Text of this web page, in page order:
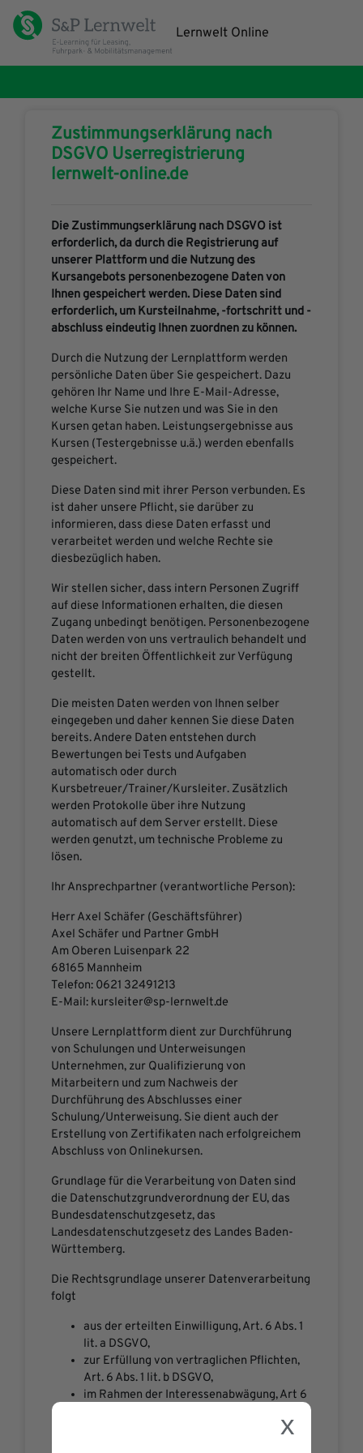
Zum Hauptinhalt
x
Lernwelt Online
Zustimmungserklärung nach
DSGVO Userregistrierung
lernwelt-online.de
Die Zustimmungserklärung nach DSGVO ist
erforderlich, da durch die Registrierung auf
unserer Plattform und die Nutzung des
Kursangebots personenbezogene Daten von
Ihnen gespeichert werden. Diese Daten sind
erforderlich, um Kursteilnahme, -fortschritt und -
abschluss eindeutig Ihnen zuordnen zu können.
Durch die Nutzung der Lernplattform werden
persönliche Daten über Sie gespeichert. Dazu
gehören Ihr Name und Ihre E-Mail-Adresse,
welche Kurse Sie nutzen und was Sie in den
Kursen getan haben. Leistungsergebnisse aus
Kursen (Testergebnisse u.ä.) werden ebenfalls
gespeichert.
Diese Daten sind mit ihrer Person verbunden. Es
ist daher unsere Pflicht, sie darüber zu
informieren, dass diese Daten erfasst und
verarbeitet werden und welche Rechte sie
diesbezüglich haben.
Wir stellen sicher, dass intern Personen Zugriff
auf diese Informationen erhalten, die diesen
Zugang unbedingt benötigen. Personenbezogene
Daten werden von uns vertraulich behandelt und
nicht der breiten Öffentlichkeit zur Verfügung
gestellt.
Die meisten Daten werden von Ihnen selber
eingegeben und daher kennen Sie diese Daten
bereits. Andere Daten entstehen durch
Bewertungen bei Tests und Aufgaben
automatisch oder durch
Kursbetreuer/Trainer/Kursleiter. Zusätzlich
werden Protokolle über ihre Nutzung
automatisch auf dem Server erstellt. Diese
werden genutzt, um technische Probleme zu
lösen.
Ihr Ansprechpartner (verantwortliche Person):
Herr Axel Schäfer (Geschäftsführer)
Axel Schäfer und Partner GmbH
Am Oberen Luisenpark 22
68165 Mannheim
Telefon: 0621 32491213
E-Mail: kursleiter@sp-lernwelt.de
Unsere Lernplattform dient zur Durchführung
von Schulungen und Unterweisungen
Unternehmen, zur Qualifizierung von
Mitarbeitern und zum Nachweis der
Durchführung des Abschlusses einer
Schulung/Unterweisung. Sie dient auch der
Erstellung von Zertifikaten nach erfolgreichem
Abschluss von Onlinekursen.
Grundlage für die Verarbeitung von Daten sind
die Datenschutzgrundverordnung der EU, das
Bundesdatenschutzgesetz, das
Landesdatenschutzgesetz des Landes Baden-
Württemberg.
Die Rechtsgrundlage unserer Datenverarbeitung
folgt
aus der erteilten Einwilligung, Art. 6 Abs. 1
lit. a DSGVO,
zur Erfüllung von vertraglichen Pflichten,
Art. 6 Abs. 1 lit. b DSGVO,
im Rahmen der Interessenabwägung, Art 6